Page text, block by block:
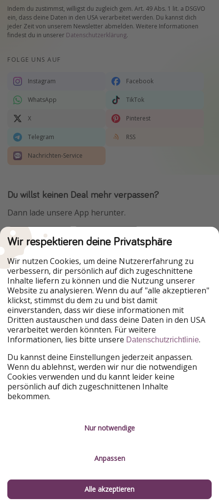
Indem du zustimmst, willigst du zugleich gem. Art. 49 Abs. 1 lit. a DSGVO
ein, dass deine Daten in den USA verarbeitet werden. Du kannst dich
jeder Zeit von unserem Newsletter abmelden. Weitere Informationen
findest du in unserer Datenschutzerklärung.
FOLGE UNS AUF
Instagram Facebook
WhatsApp TikTok
X Pinterest
Telegram RSS
Nachrichten-Service
Du willst keinen Deal mehr verpassen?
Dann lade unsere App herunter.
Urlaubspiraten ist Teil der HolidayPirates Group
Unsere Märkte
PiratinViaggio
HolidayPirates
VakantiePiraten
WakacyjniPiraci
VoyagesPirates
Ferienpiraten
Urlaubspiraten
ViajerosPiratas
TravelPirates
HolidayPirates Group
Lerne uns kennen
Über uns
Nachhaltigkeit
Rechtliches
Kontakt
Service-Kontrolle
Wir respektieren deine Privatsphäre
Wir nutzen Cookies, um deine Nutzererfahrung zu
verbessern, dir persönlich auf dich zugeschnittene
Inhalte liefern zu können und die Nutzung unserer
Website zu analysieren. Wenn du auf "alle akzeptieren"
klickst, stimmst du dem zu und bist damit
einverstanden, dass wir diese informationen mit
Dritten austauschen und dass deine Daten in den USA
verarbeitet werden könnten. Für weitere
Informationen, lies bitte unsere Datenschutzrichtlinie.
Du kannst deine Einstellungen jederzeit anpassen.
Wenn du ablehnst, werden wir nur die notwendigen
Cookies verwenden und du kannt leider keine
persönlich auf dich zugeschnittenen Inhalte
bekommen.
Nur notwendige
Anpassen
Alle akzeptieren